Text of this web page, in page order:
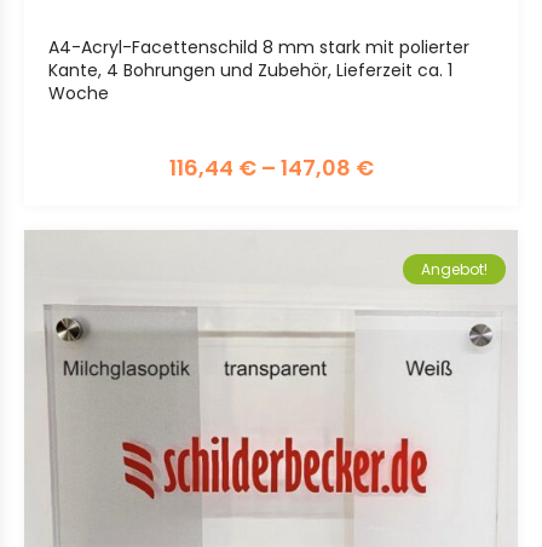
A4-Acryl-Facettenschild 8 mm stark mit polierter
Kante, 4 Bohrungen und Zubehör, Lieferzeit ca. 1
Woche
116,44 €– 147,08 €
Angebot!